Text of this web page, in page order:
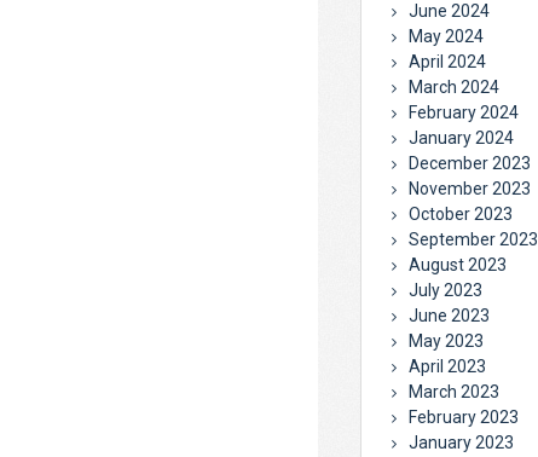
June 2024
May 2024
April 2024
March 2024
February 2024
January 2024
December 2023
November 2023
October 2023
September 2023
August 2023
July 2023
June 2023
May 2023
April 2023
March 2023
February 2023
January 2023